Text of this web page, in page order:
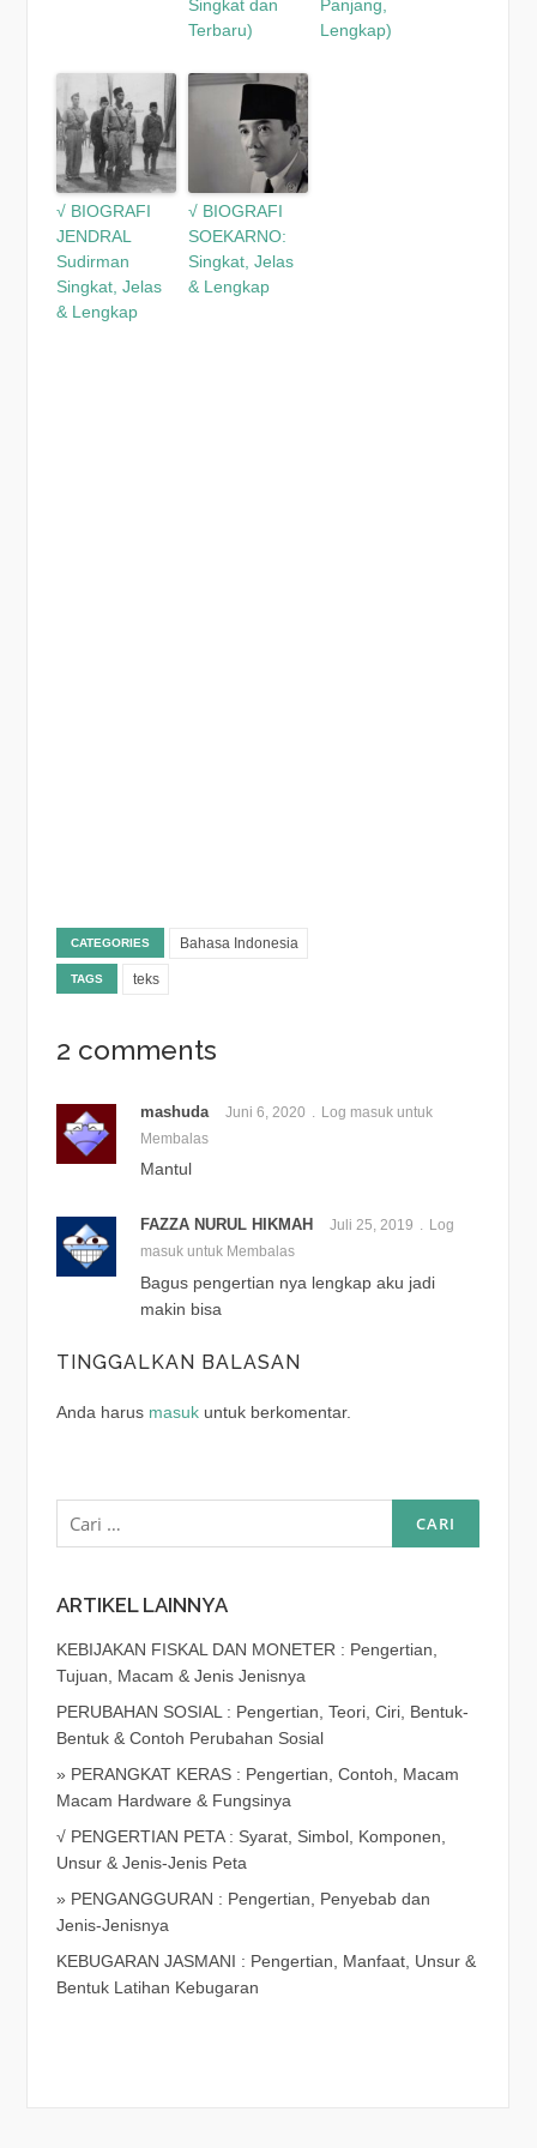
Singkat dan
Terbaru)
Panjang,
Lengkap)
√ BIOGRAFI
JENDRAL
Sudirman
Singkat, Jelas
& Lengkap
√ BIOGRAFI
SOEKARNO:
Singkat, Jelas
& Lengkap
CATEGORIES Bahasa Indonesia
TAGS teks
2 comments
mashuda Juni 6, 2020
Log masuk untuk
Membalas
Mantul
FAZZA NURUL HIKMAH Juli 25, 2019
Log
masuk untuk Membalas
Bagus pengertian nya lengkap aku jadi
makin bisa
TINGGALKAN BALASAN
Anda harus masukuntuk berkomentar.
Cari
untuk:
ARTIKEL LAINNYA
KEBIJAKAN FISKAL DAN MONETER : Pengertian,
Tujuan, Macam & Jenis Jenisnya
PERUBAHAN SOSIAL : Pengertian, Teori, Ciri, Bentuk-
Bentuk & Contoh Perubahan Sosial
» PERANGKAT KERAS : Pengertian, Contoh, Macam
Macam Hardware & Fungsinya
√ PENGERTIAN PETA : Syarat, Simbol, Komponen,
Unsur & Jenis-Jenis Peta
» PENGANGGURAN : Pengertian, Penyebab dan
Jenis-Jenisnya
KEBUGARAN JASMANI : Pengertian, Manfaat, Unsur &
Bentuk Latihan Kebugaran